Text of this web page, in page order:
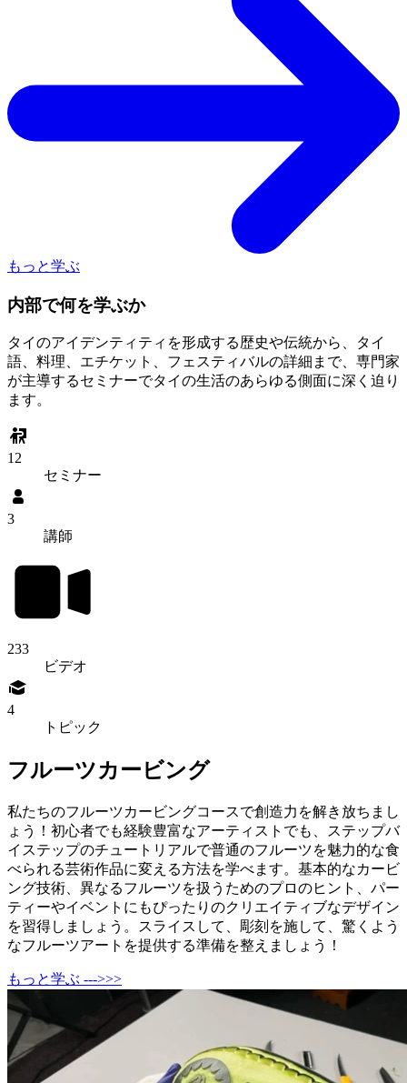
もっと学ぶ
内部で何を学ぶか
タイのアイデンティティを形成する歴史や伝統から、タイ
語、料理、エチケット、フェスティバルの詳細まで、専門家
が主導するセミナーでタイの生活のあらゆる側面に深く迫り
ます。
12
セミナー
3
講師
233
ビデオ
4
トピック
フルーツカービング
私たちのフルーツカービングコースで創造力を解き放ちまし
ょう！初心者でも経験豊富なアーティストでも、ステップバ
イステップのチュートリアルで普通のフルーツを魅力的な食
べられる芸術作品に変える方法を学べます。基本的なカービ
ング技術、異なるフルーツを扱うためのプロのヒント、パー
ティーやイベントにもぴったりのクリエイティブなデザイン
を習得しましょう。スライスして、彫刻を施して、驚くよう
なフルーツアートを提供する準備を整えましょう！
もっと学ぶ --->>>